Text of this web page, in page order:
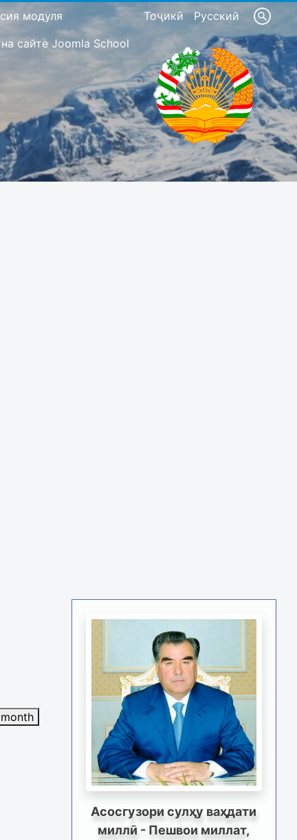
Тоҷикӣ Русский
модуля
сайте Joomla School
Асосгузори сулҳу ваҳдати
миллӣ - Пешвои миллат,